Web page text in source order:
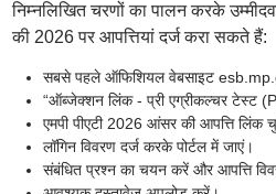
निम्नलिखित चरणों का पालन करके
की 2026 पर आपत्तियां दर्ज करा सकते हैं:
सबसे पहले ऑफिशियल वेबसाइट
“ऑब्जेक्शन लिंक - प्री एग्रीकल्चर टेस्ट
एमपी पीएटी 2026 आंसर की आपत्ति लिंक
लॉगिन विवरण दर्ज करके पोर्टल में जाएं।
संबंधित प्रश्न का चयन करें और आपत्ति